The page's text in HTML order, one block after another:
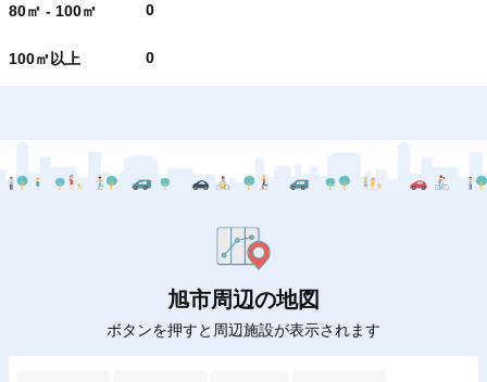
80㎡ - 100㎡ 0
100㎡以上 0
旭市周辺の地図
ボタンを押すと周辺施設が表示されます